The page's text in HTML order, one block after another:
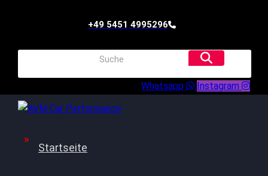
+49 5451 4995296
Whatsapp Instagram
Startseite